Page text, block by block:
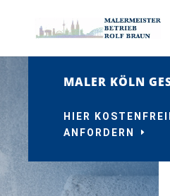
MALER KÖLN
HIER
ANFORDERN